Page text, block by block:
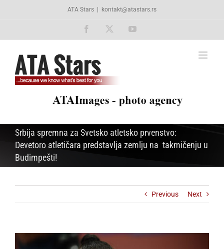
ATA Stars kontakt@atastars.rs
Facebook YouTube
Srbija spremna za Svetsko atletsko prvenstvo:
Devetoro atletičara predstavlja zemlju na takmičenju u
Budimpešti!
Previous Next